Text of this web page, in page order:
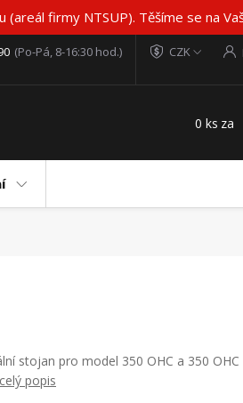
firmy NTSUP). Těšíme se na
CZK
(Po-Pá, 8-16:30 hod.)
0 ks za
stojan pro model 350 OHC a 350 OHC
celý popis